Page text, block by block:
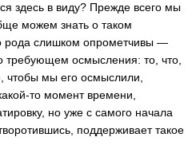
здесь в виду? Прежде всего мы
можем знать о таком
рода слишком опрометчивы —
требующем осмысления: то, что,
чтобы мы его осмыслили,
то момент времени,
но уже с самого начала
поддерживает такое